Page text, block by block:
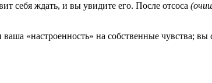
себя ждать, и вы увидите его. После отсоса
«настроенность» на собственные чувства;